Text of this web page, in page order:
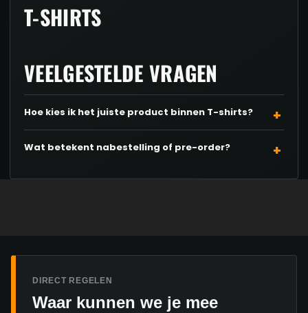
meerdere
variaties.
optie
kan
gekozen
worden
op
de
T-SHIRTS
VEELGESTELDE VRAGEN
Hoe kies ik het juiste product binnen T-shirts?
Wat betekent nabestelling of pre-order?
DIRECT REGELEN
Waar kunnen we je mee